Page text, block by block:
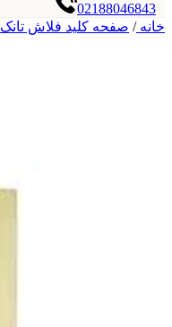
02188046843
خانه/ صفحه کلید فلاش تانک